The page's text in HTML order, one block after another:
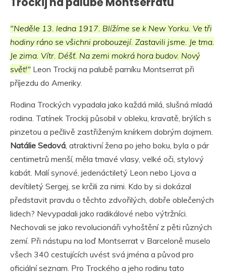
"Neděle 13. ledna 1917. Blížíme se k New Yorku. Ve tři
hodiny ráno se všichni probouzejí. Zastavili jsme. Je tma.
Je zima. Vítr. Déšť. Na zemi mokrá hora budov. Nový
svět!" Leon Trockij na palubě parníku Montserrat při
příjezdu do Ameriky.
Rodina Trockých vypadala jako každá milá, slušná mladá
rodina. Tatínek Trockij působil v obleku, kravatě, brýlích s
pinzetou a pečlivě zastřiženým knírkem dobrým dojmem.
Natálie Sedová, atraktivní žena po jeho boku, byla o pár
centimetrů menší, měla tmavé vlasy, velké oči, stylový
kabát. Malí synové, jedenáctiletý Leon nebo Ljova a
devítiletý Sergej, se krčili za nimi. Kdo by si dokázal
představit pravdu o těchto zdvořilých, dobře oblečených
lidech? Nevypadali jako radikálové nebo výtržníci.
Nechovali se jako revolucionáři vyhoštění z pěti různých
zemí. Při nástupu na loď Montserrat v Barceloně muselo
všech 340 cestujících uvést svá jména a původ pro
oficiální seznam. Pro Trockého a jeho rodinu tato